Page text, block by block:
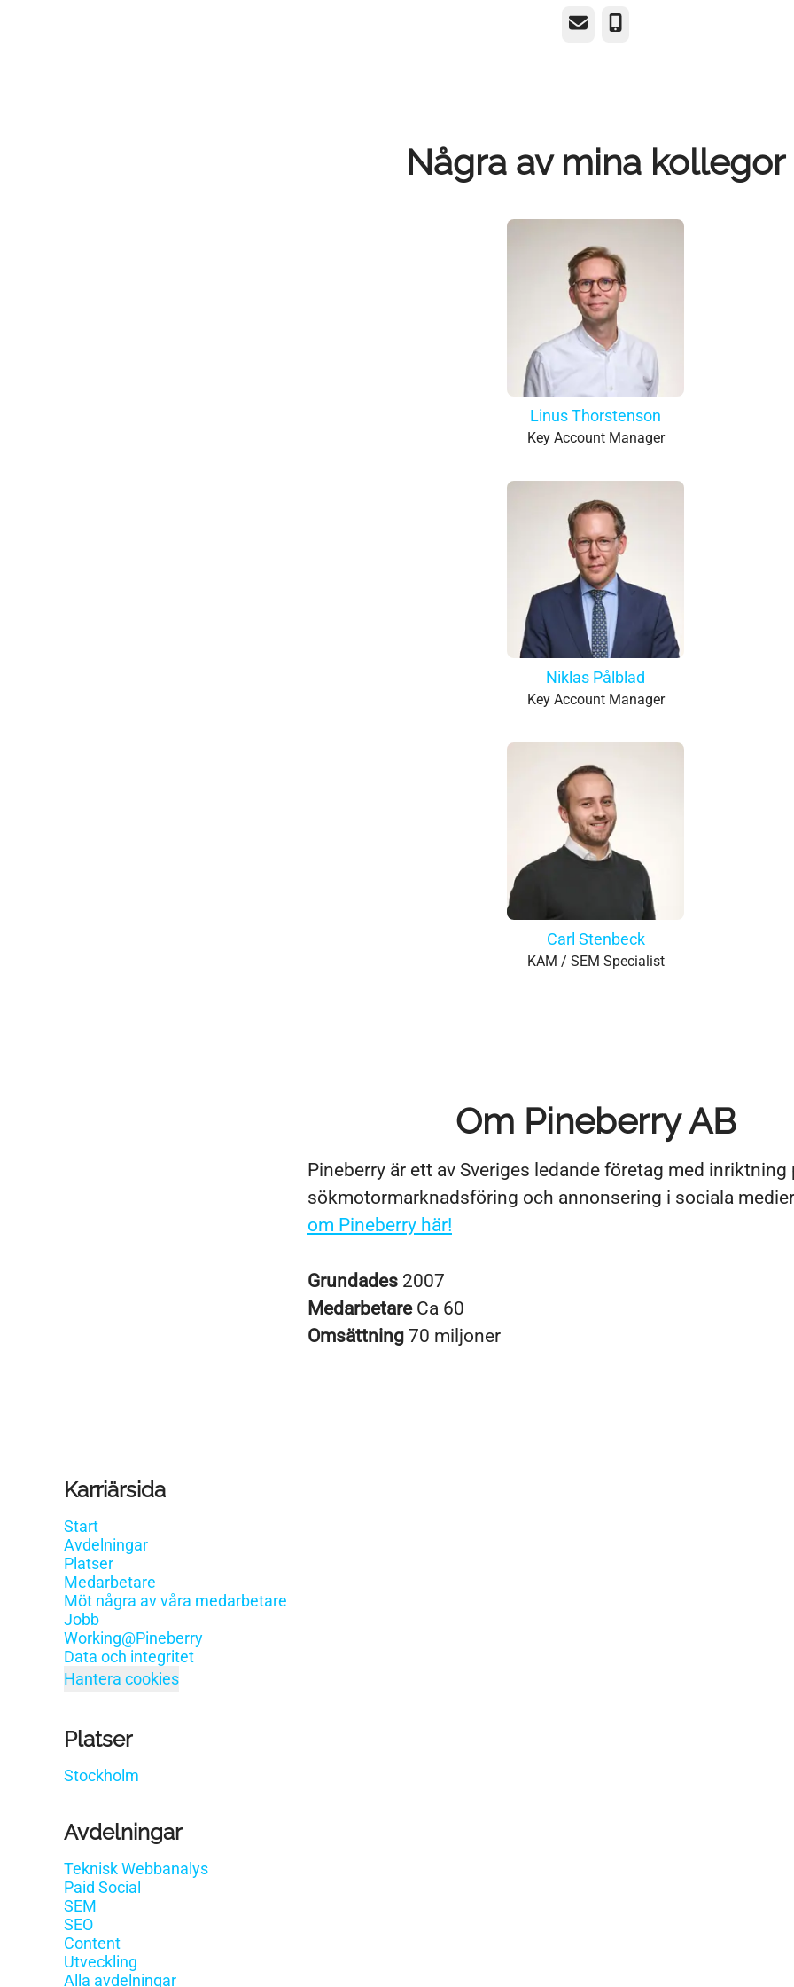
E-post Telefon
Några av mina kollegor
Linus Thorstenson
Key Account Manager
Niklas Pålblad
Key Account Manager
Carl Stenbeck
KAM / SEM Specialist
Om Pineberry AB
Pineberry är ett av Sveriges ledande företag med inriktning
sökmotormarknadsföring och annonsering i sociala
om Pineberry här!
Grundades 2007
Medarbetare Ca 60
Omsättning 70 miljoner
Karriärsida
Start
Avdelningar
Platser
Medarbetare
Möt några av våra medarbetare
Jobb
Working@Pineberry
Data och integritet
Hantera cookies
Platser
Stockholm
Avdelningar
Teknisk Webbanalys
Paid Social
SEM
SEO
Content
Utveckling
Alla avdelningar